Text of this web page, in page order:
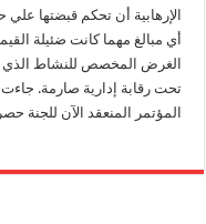
الإرهابية أن تحكم قبضتها
أي مبالغ مهما كانت ضئيلة
الغرض المخصص للنشاط الذي
تحت رقابة إدارية صارمة.
المؤتمر المنعقد الآن للجنة